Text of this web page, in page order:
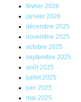
février 2026
janvier 2026
décembre 2025
novembre 2025
octobre 2025
septembre 2025
août 2025
juillet 2025
juin 2025
mai 2025